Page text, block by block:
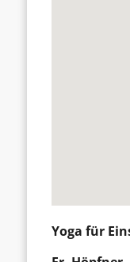
Yoga für